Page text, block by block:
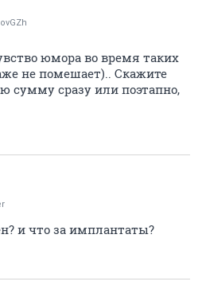
юмора во время таких
не помешает).. Скажите
сумму сразу или поэтапно,
и что за имплантаты?